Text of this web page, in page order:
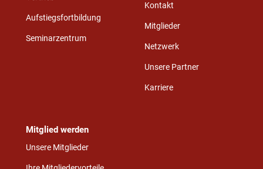
Aufstiegsfortbildung
Seminarzentrum
Kontakt
Mitglieder
Netzwerk
Unsere Partner
Karriere
Mitglied werden
Unsere Mitglieder